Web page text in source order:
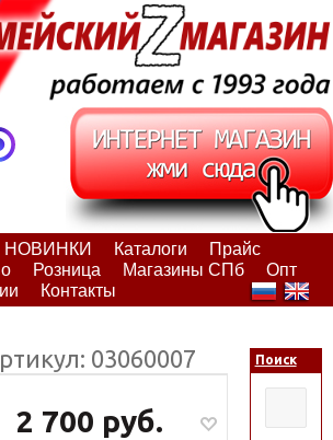
НОВИНКИ Каталоги
Прайс
Розница Магазины СПб
Опт
Контакты
03060007
2 700 руб.
Поиск